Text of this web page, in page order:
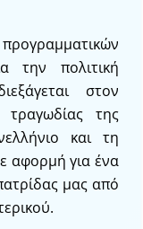
την πολιτική
στον
της
και τη
αφορμή για ένα
μας από